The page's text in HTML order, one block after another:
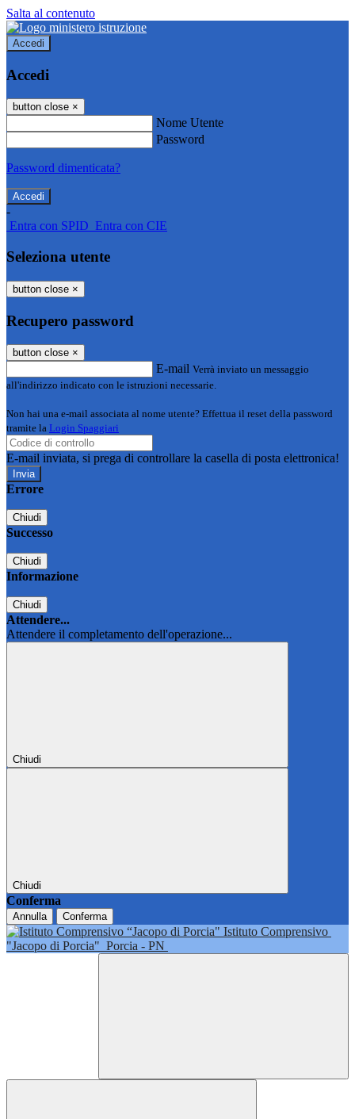
Salta al contenuto
Accedi
Accedi
button close ×
Nome Utente
Password
Password dimenticata?
-
Entra con SPID Entra con CIE
Seleziona utente
button close ×
Recupero password
button close ×
E-mail Verrà inviato un messaggio
all'indirizzo indicato con le istruzioni necessarie.
Non hai una e-mail associata al nome utente? Effettua il reset della password
tramite la Login Spaggiari
E-mail inviata, si prega di controllare la casella di posta elettronica!
Errore
Chiudi
Successo
Chiudi
Informazione
Chiudi
Attendere...
Attendere il completamento dell'operazione...
Chiudi
Chiudi
Conferma
Annulla Conferma
Istituto Comprensivo
"Jacopo di Porcia" Porcia - PN